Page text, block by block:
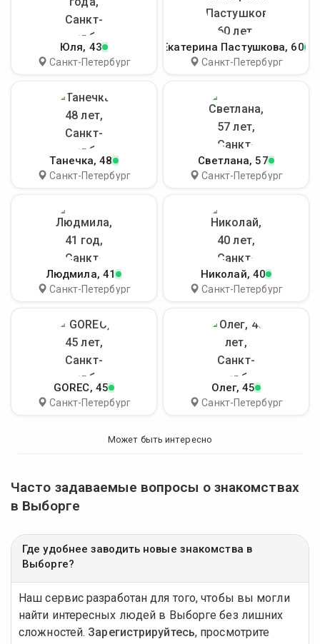
Юля, 43
Санкт-Петербург
Екатерина Пастушкова, 60
Санкт-Петербург
Танечка, 48
Санкт-Петербург
Светлана, 57
Санкт-Петербург
Людмила, 41
Санкт-Петербург
Николай, 40
Санкт-Петербург
GOREC, 45
Санкт-Петербург
Олег, 45
Санкт-Петербург
Может быть интересно
Часто задаваемые вопросы о знакомствах
в Выборге
Где удобнее заводить новые знакомства в
Выборге?
Наш сервис разработан для того, чтобы вы могли
найти интересных людей в Выборге без лишних
сложностей. Зарегистрируйтесь, просмотрите